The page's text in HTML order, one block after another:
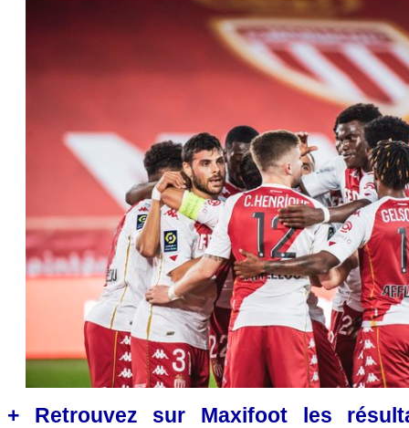
+ Retrouvez sur Maxifoot les